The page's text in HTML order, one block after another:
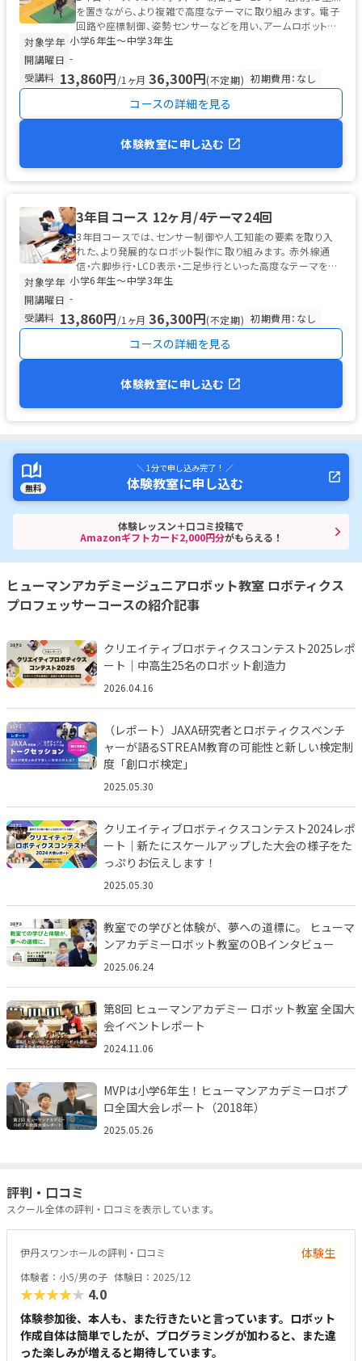
を置きながら、より複雑で高度なテーマに取り組みます。 電子
回路や座標制御、姿勢センサーなどを用い、アームロボットや
倒立振子ロボットな...
対象学年 小学6年生〜中学3年生
開講曜日 -
受講料 13,860円/1ヶ月 36,300円(不定期) 初期費用：なし
コースの詳細を見る
体験教室に申し込む
3年目コース 12ヶ月/4テーマ24回
3年目コースでは、センサー制御や人工知能の要素を取り入
れた、より発展的なロボット製作に取り組みます。 赤外線通
信・六脚歩行・LCD表示・二足歩行といった高度なテーマを通
じて、プログラミングとロ...
対象学年 小学6年生〜中学3年生
開講曜日 -
受講料 13,860円/1ヶ月 36,300円(不定期) 初期費用：なし
コースの詳細を見る
体験教室に申し込む
無料
＼ 1分で申し込み完了！ ／
体験教室に申し込む
体験レッスン＋口コミ投稿で
Amazonギフトカード2,000円分がもらえる！
ヒューマンアカデミージュニアロボット教室 ロボティクス
プロフェッサーコースの紹介記事
クリエイティブロボティクスコンテスト2025レポ
ート｜中高生25名のロボット創造力
2026.04.16
（レポート）JAXA研究者とロボティクスベンチ
ャーが語るSTREAM教育の可能性と新しい検定制
度「創ロボ検定」
2025.05.30
クリエイティブロボティクスコンテスト2024レポ
ート｜新たにスケールアップした大会の様子をた
っぷりお伝えします！
2025.05.30
教室での学びと体験が、夢への道標に。 ヒューマ
ンアカデミーロボット教室のOBインタビュー
2025.06.24
第8回 ヒューマンアカデミー ロボット教室 全国大
会イベントレポート
2024.11.06
MVPは小学6年生！ヒューマンアカデミーロボプ
ロ全国大会レポート（2018年）
2025.05.26
評判・口コミ
スクール全体の評判・口コミを表示しています。
伊丹スワンホールの評判・口コミ 体験生
体験者：小5/男の子 体験日：2025/12
★★★★★ 4.0
体験参加後、本人も、また行きたいと言っています。ロボット
作成自体は簡単でしたが、プログラミングが加わると、また違
った楽しみが増えると期待しています。